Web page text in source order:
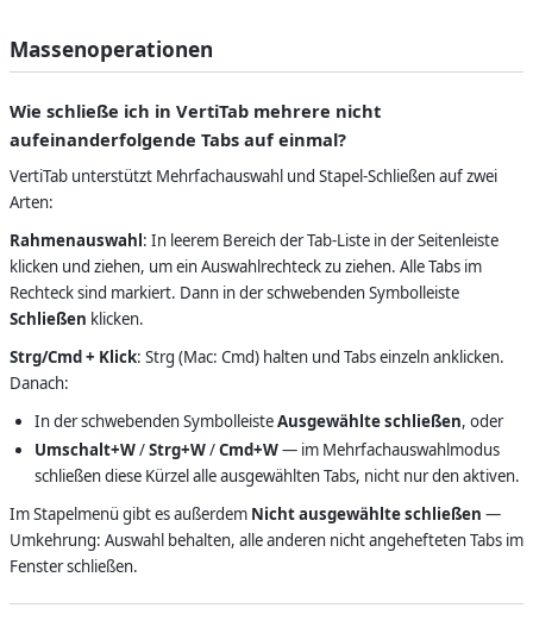
Massenoperationen
Wie schließe ich in VertiTab mehrere nicht
aufeinanderfolgende Tabs auf einmal?
VertiTab unterstützt Mehrfachauswahl und Stapel-Schließen auf zwei
Arten:
Rahmenauswahl: In leerem Bereich der Tab-Liste in der Seitenleiste
klicken und ziehen, um ein Auswahlrechteck zu ziehen. Alle Tabs im
Rechteck sind markiert. Dann in der schwebenden Symbolleiste
Schließen klicken.
Strg/Cmd + Klick: Strg (Mac: Cmd) halten und Tabs einzeln anklicken.
Danach:
In der schwebenden SymbolleisteAusgewählte schließen, oder
Umschalt+W/Strg+W/Cmd+W— im Mehrfachauswahlmodus
schließen diese Kürzel alle ausgewählten Tabs, nicht nur den aktiven.
Im Stapelmenü gibt es außerdem Nicht ausgewählte schließen —
Umkehrung: Auswahl behalten, alle anderen nicht angehefteten Tabs im
Fenster schließen.